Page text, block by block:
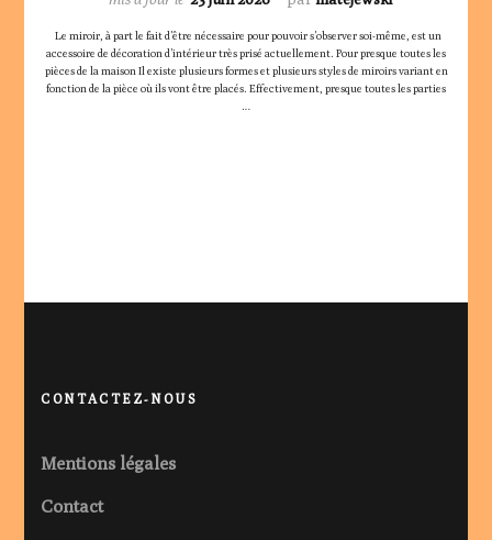
Le miroir, à part le fait d’être nécessaire pour pouvoir s’observer soi-même, est un
accessoire de décoration d’intérieur très prisé actuellement. Pour presque toutes les
pièces de la maison Il existe plusieurs formes et plusieurs styles de miroirs variant en
fonction de la pièce où ils vont être placés. Effectivement, presque toutes les parties
…
CONTACTEZ-NOUS
Mentions légales
Contact